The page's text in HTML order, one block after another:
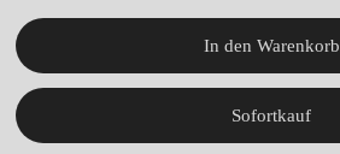
In den Warenkorb
Sofortkauf